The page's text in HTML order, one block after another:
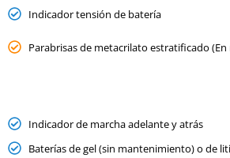
Indicador tensión de batería
Parabrisas de metacrilato estratificado
Indicador de marcha adelante y atrás
Baterías de gel (sin mantenimiento) o de